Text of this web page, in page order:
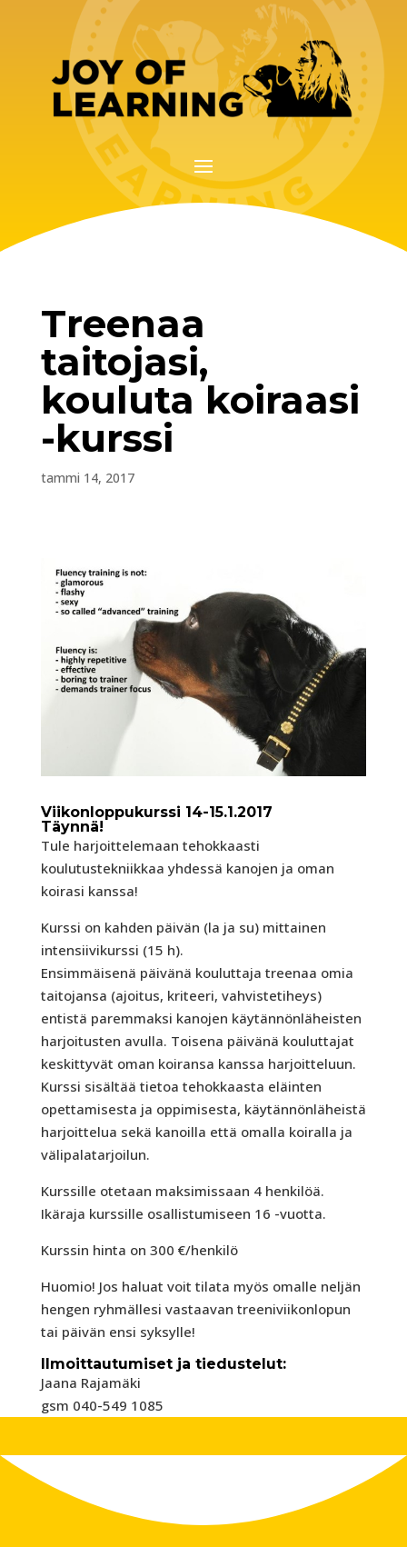
Treenaa
taitojasi,
kouluta koiraasi
-kurssi
tammi 14, 2017
Viikonloppukurssi 14-15.1.2017
Täynnä!
Tule harjoittelemaan tehokkaasti
koulutustekniikkaa yhdessä kanojen ja oman
koirasi kanssa!
Kurssi on kahden päivän (la ja su) mittainen
intensiivikurssi (15 h).
Ensimmäisenä päivänä kouluttaja treenaa omia
taitojansa (ajoitus, kriteeri, vahvistetiheys)
entistä paremmaksi kanojen käytännönläheisten
harjoitusten avulla. Toisena päivänä kouluttajat
keskittyvät oman koiransa kanssa harjoitteluun.
Kurssi sisältää tietoa tehokkaasta eläinten
opettamisesta ja oppimisesta, käytännönläheistä
harjoittelua sekä kanoilla että omalla koiralla ja
välipalatarjoilun.
Kurssille otetaan maksimissaan 4 henkilöä.
Ikäraja kurssille osallistumiseen 16 -vuotta.
Kurssin hinta on 300 €/henkilö
Huomio! Jos haluat voit tilata myös omalle neljän
hengen ryhmällesi vastaavan treeniviikonlopun
tai päivän ensi syksylle!
Ilmoittautumiset ja tiedustelut:
Jaana Rajamäki
gsm 040-549 1085